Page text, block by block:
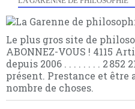
Le plus gros site de
ABONNEZ-VOUS ! 4115
depuis 2006 . . . . . . . . 2 852
présent. Prestance et être
nombre de choses.